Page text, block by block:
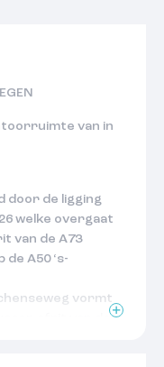
van in
door de ligging
welke overgaat
van de A73
A50 ‘s-
vormt
afrit van de